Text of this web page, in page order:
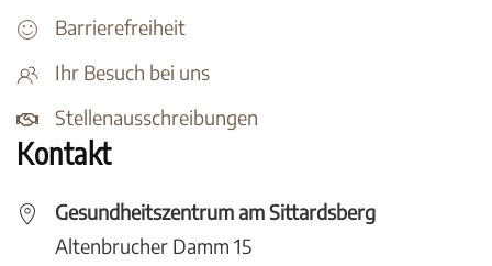
Barrierefreiheit
Ihr Besuch bei uns
Stellenausschreibungen
Kontakt
Gesundheitszentrum am Sittardsberg
Altenbrucher Damm 15